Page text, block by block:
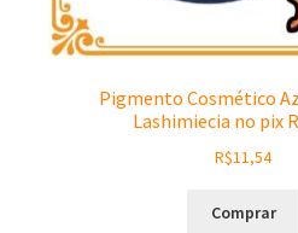
Pigmento Cosmético
Lashimiecia no pix
R$11,54
Comprar